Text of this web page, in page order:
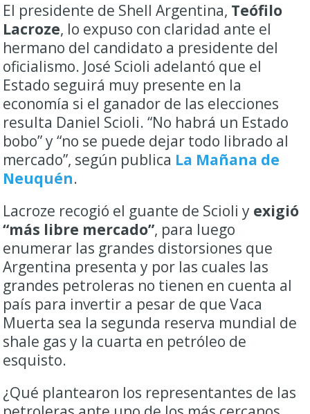
El presidente de Shell Argentina, Teófilo
Lacroze, lo expuso con claridad ante el
hermano del candidato a presidente del
oficialismo. José Scioli adelantó que el
Estado seguirá muy presente en la
economía si el ganador de las elecciones
resulta Daniel Scioli. “No habrá un Estado
bobo” y “no se puede dejar todo librado al
mercado”, según publica La Mañana de
Neuquén.
Lacroze recogió el guante de Scioli y exigió
“más libre mercado”, para luego
enumerar las grandes distorsiones que
Argentina presenta y por las cuales las
grandes petroleras no tienen en cuenta al
país para invertir a pesar de que Vaca
Muerta sea la segunda reserva mundial de
shale gas y la cuarta en petróleo de
esquisto.
¿Qué plantearon los representantes de las